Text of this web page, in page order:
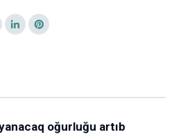
oğurluğu artıb